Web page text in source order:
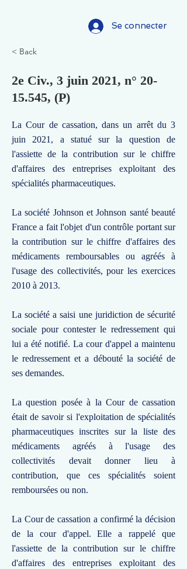
Se connecter
< Back
2e Civ., 3 juin 2021, n° 20-
15.545, (P)
La Cour de cassation, dans un arrêt du 3
juin 2021, a statué sur la question de
l'assiette de la contribution sur le chiffre
d'affaires des entreprises exploitant des
spécialités pharmaceutiques.
La société Johnson et Johnson santé beauté
France a fait l'objet d'un contrôle portant sur
la contribution sur le chiffre d'affaires des
médicaments remboursables ou agréés à
l'usage des collectivités, pour les exercices
2010 à 2013.
La société a saisi une juridiction de sécurité
sociale pour contester le redressement qui
lui a été notifié. La cour d'appel a maintenu
le redressement et a débouté la société de
ses demandes.
La question posée à la Cour de cassation
était de savoir si l'exploitation de spécialités
pharmaceutiques inscrites sur la liste des
médicaments agréés à l'usage des
collectivités devait donner lieu à
contribution, que ces spécialités soient
remboursées ou non.
La Cour de cassation a confirmé la décision
de la cour d'appel. Elle a rappelé que
l'assiette de la contribution sur le chiffre
d'affaires des entreprises exploitant des